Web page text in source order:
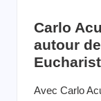
Carlo
autour
Avec Carlo